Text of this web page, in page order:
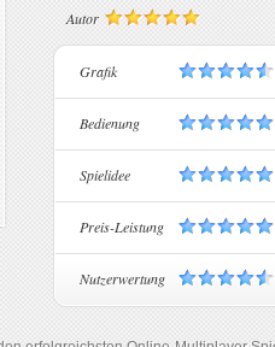
Autor
Grafik
Bedienung
Spielidee
Preis-Leistung
Nutzerwertung